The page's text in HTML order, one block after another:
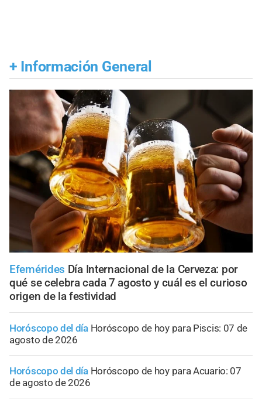
+ Información General
Efemérides Día Internacional de la Cerveza: por
qué se celebra cada 7 agosto y cuál es el curioso
origen de la festividad
Horóscopo del día Horóscopo de hoy para Piscis: 07 de
agosto de 2026
Horóscopo del día Horóscopo de hoy para Acuario: 07
de agosto de 2026